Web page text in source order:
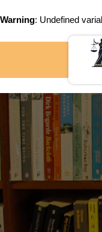
Warning: Undefined